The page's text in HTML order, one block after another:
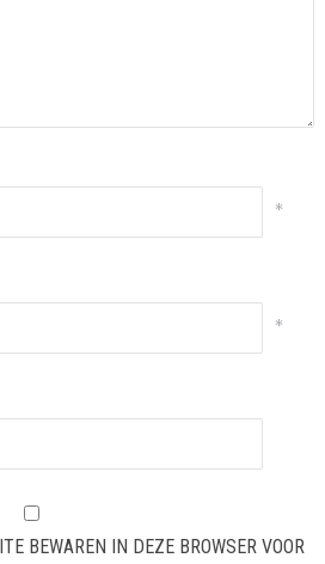
*
*
BEWAREN IN DEZE BROWSER VOOR